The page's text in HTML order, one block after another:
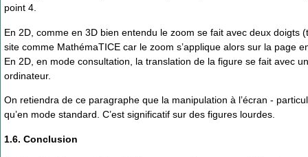
point 4.
En 2D, comme en 3D bien entendu le zoom se fait avec deux
site comme MathémaTICE car le zoom s’applique alors sur la page
En 2D, en mode consultation, la translation de la figure se fait avec
ordinateur.
On retiendra de ce paragraphe que la manipulation à l’écran -
qu’en mode standard. C’est significatif sur des figures lourdes.
1.6. Conclusion